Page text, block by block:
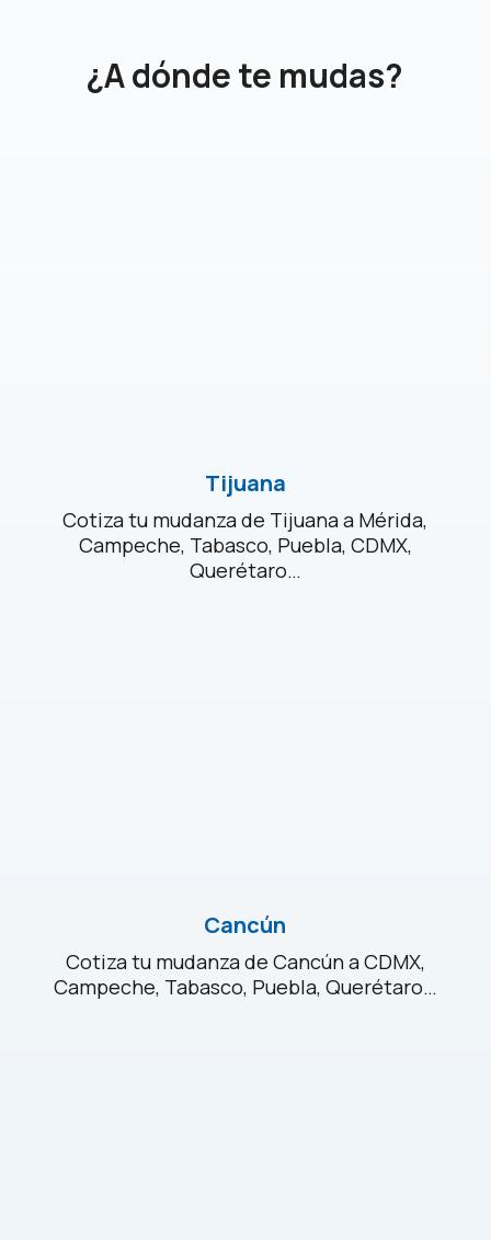
¿A dónde te mudas?
Tijuana
Cotiza tu mudanza de Tijuana a Mérida,
Campeche, Tabasco, Puebla, CDMX,
Querétaro…
Cancún
Cotiza tu mudanza de Cancún a CDMX,
Campeche, Tabasco, Puebla, Querétaro…